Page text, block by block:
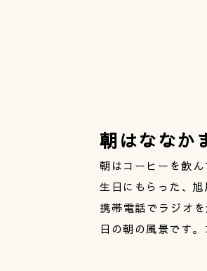
朝はななか
朝はコーヒーを飲
生日にもらった、旭
携帯電話でラジオ
日の朝の風景です。